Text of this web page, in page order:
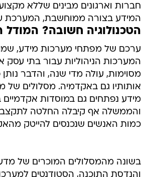
חברות וארגונים מבינים שללא
המידע בצורה ממוחשבת, המערכת
הטכנולוגיה חשובה? המודל
ערכם של מפתחי מערכות מידע,
המערכות הניהוליות עבור בתי עסק
מסוימות, עולה מדי שנה, והדבר
אותותיו גם באקדמיה. מסלולים של
מידע נפתחים גם במוסדות אקדמיים
והממשלה אף קיבלה החלטה
כמות האנשים שנכנסים להייטק
בשונה מהמסלולים המוכרים של
והנדסת התוכנה, הסטודנטים